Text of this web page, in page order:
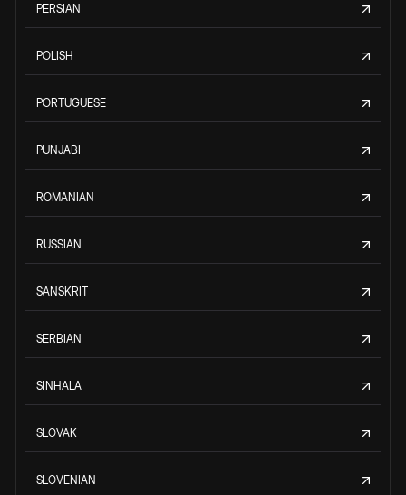
PERSIAN
POLISH
PORTUGUESE
PUNJABI
ROMANIAN
RUSSIAN
SANSKRIT
SERBIAN
SINHALA
SLOVAK
SLOVENIAN